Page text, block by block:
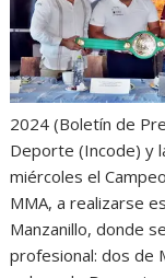
2024 (Boletín de
Deporte (Incode) y
miércoles el
MMA, a realizarse
Manzanillo, donde
profesional: dos de